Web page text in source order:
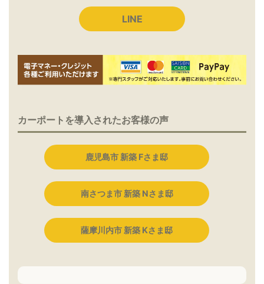
LINE
カーポートを導入されたお客様の声
鹿児島市 新築 Fさま邸
南さつま市 新築 Nさま邸
薩摩川内市 新築 Kさま邸